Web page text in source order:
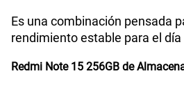
Es una combinación pensada
rendimiento estable para el día
Redmi Note 15 256GB de